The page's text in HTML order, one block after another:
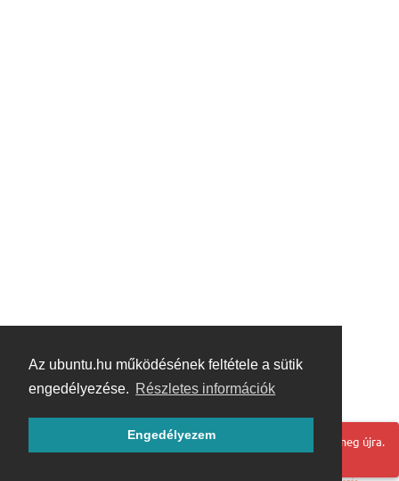
Az ubuntu.hu működésének feltétele a sütik
engedélyezése. Részletes információk
Engedélyezem
Hoppá! Valami hiba történt. Frissítse az oldalt és próbálja meg újra.